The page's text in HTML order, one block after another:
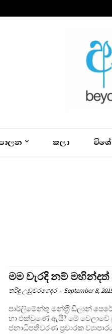
කලා
මම වැරදි නම් මහින්දත්
තරිඳු උඩුවරගෙදර - September 8,
පාර්ලිමේන්තු මන්ත‍්‍රී ඩිලාන් පෙරේරා ඔබ ශ‍්‍රීලනිපය අත්හැරලා
හා එක්වුණේ ඇයි? මේ වෙලාවේ
ජනාධිපතිවරණ ප‍්‍රචාරක